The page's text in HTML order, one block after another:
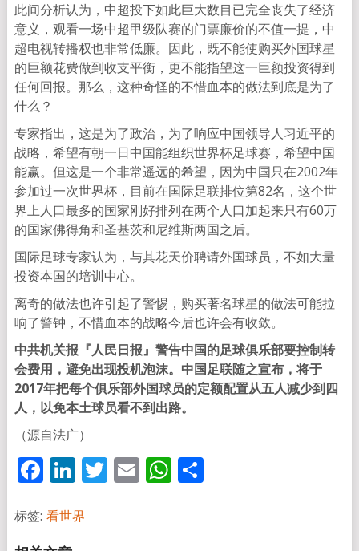
此间分析认为，中超投下如此巨大数目已完全丧失了经济
意义，观看一场中超甲级队赛的门票廉价的不值一提，中
超电视转播权也非常低廉。因此，既不能使购买外国球星
的巨额花费做到收支平衡，更不能指望这一巨额投资得到
任何回报。那么，这种奇怪的不惜血本的做法到底是为了
什么？
专家指出，这是为了政治，为了响应中国领导人习近平的
战略，希望有朝一日中国能组织世界杯足球赛，希望中国
能赢。但这是一个非常遥远的希望，因为中国只在2002年
参加过一次世界杯，目前在国际足联排位第82名，这个世
界上人口最多的国家刚好排列在两个人口加起来只有60万
的国家佛得角和圣基茨和尼维斯两国之后。
国际足球专家认为，与其花天价聘请外国球员，不如大量
投资本国的培训中心。
离奇的做法也许引起了警惕，购买著名球星的做法可能拉
响了警钟，不惜血本的战略今后也许会有收敛。
中共机关报『人民日报』警告中国的足球俱乐部要控制转
会费用，避免出现投机泡沫。中国足联随之宣布，将于
2017年把每个俱乐部外国球员的定额配置从五人减少到四
人，以免本土球员看不到出路。
（源自法广）
Facebook
LinkedIn
Twitter
EmailWhatsApp
分
标签: 看世界